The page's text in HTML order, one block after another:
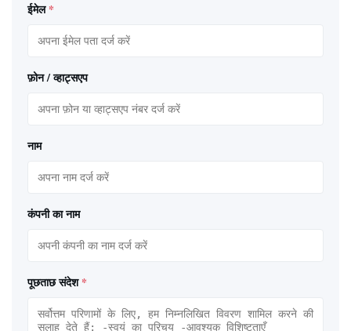
ईमेल *
फ़ोन / व्हाट्सएप
नाम
कंपनी का नाम
पूछताछ संदेश *